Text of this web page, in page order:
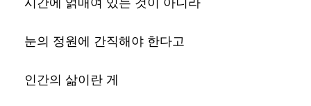
눈의 정원에 간직해야 한다고
인간의 삶이란 게